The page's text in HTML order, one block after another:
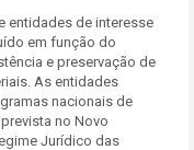
entidades de interesse
em função do
e preservação de
As entidades
nacionais de
no Novo
Jurídico das